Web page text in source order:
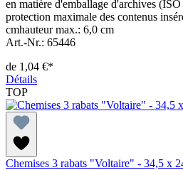
en matière d'emballage d'archives
protection maximale des contenus
cmhauteur max.: 6,0 cm
Art.-Nr.: 65446
de 1,04 €*
Détails
TOP
Chemises 3 rabats "Voltaire" - 34,5 x